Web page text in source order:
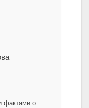
фактами о